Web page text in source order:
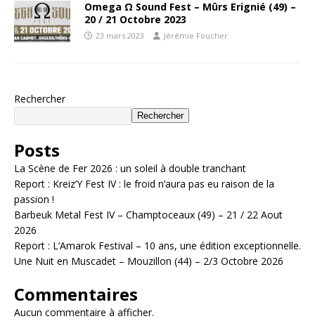
Omega Ω Sound Fest – Mûrs Erignié (49) –
20 / 21 Octobre 2023
23 mars 2023 Jérémie Foucher
Rechercher
Rechercher
Posts
La Scène de Fer 2026 : un soleil à double tranchant
Report : Kreiz’Y Fest IV : le froid n’aura pas eu raison de la
passion !
Barbeuk Metal Fest IV – Champtoceaux (49) – 21 / 22 Aout
2026
Report : L’Amarok Festival – 10 ans, une édition exceptionnelle.
Une Nuit en Muscadet – Mouzillon (44) – 2/3 Octobre 2026
Commentaires
Aucun commentaire à afficher.